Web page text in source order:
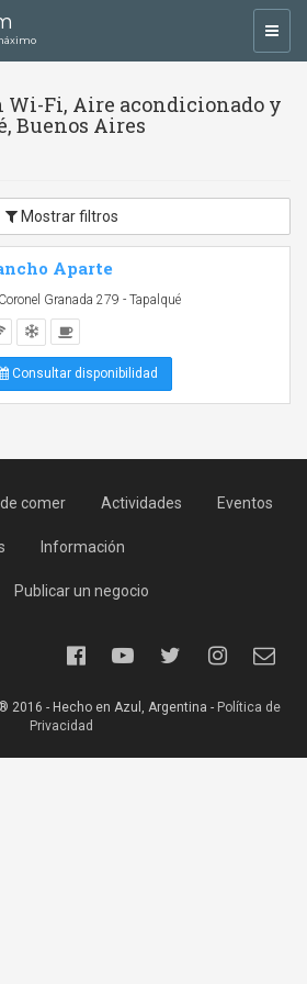
Wi-Fi, Aire acondicionado y
Buenos Aires
Mostrar filtros
Aparte
Coronel Granada 279 - Tapalqué
Consultar disponibilidad
comer Actividades Eventos
Información
Publicar un negocio
2016 - Hecho en Azul, Argentina - Política de
Privacidad